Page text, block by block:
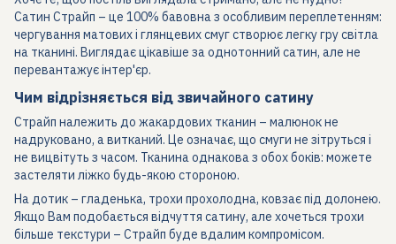
Сатин Страйп – це 100% бавовна з особливим переплетенням:
чергування матових і глянцевих смуг створює легку гру світла
на тканині. Виглядає цікавіше за однотонний сатин, але не
перевантажує інтер'єр.
Чим відрізняється від звичайного сатину
Страйп належить до жакардових тканин – малюнок не
надруковано, а витканий. Це означає, що смуги не зітруться і
не вицвітуть з часом. Тканина однакова з обох боків: можете
застеляти ліжко будь-якою стороною.
На дотик – гладенька, трохи прохолодна, ковзає під долонею.
Якщо Вам подобається відчуття сатину, але хочеться трохи
більше текстури – Страйп буде вдалим компромісом.